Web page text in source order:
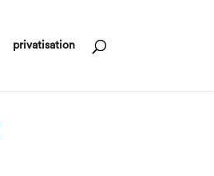
privatisation